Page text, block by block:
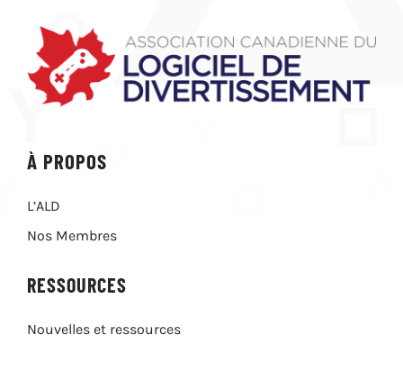
À PROPOS
L’ALD
Nos Membres
RESSOURCES
Nouvelles et ressources